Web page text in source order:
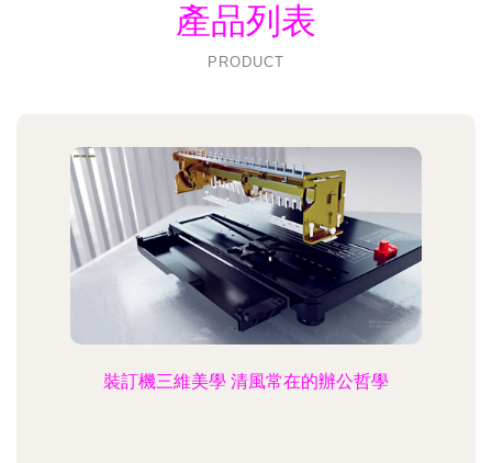
產品列表
PRODUCT
裝訂機三維美學 清風常在的辦公哲學